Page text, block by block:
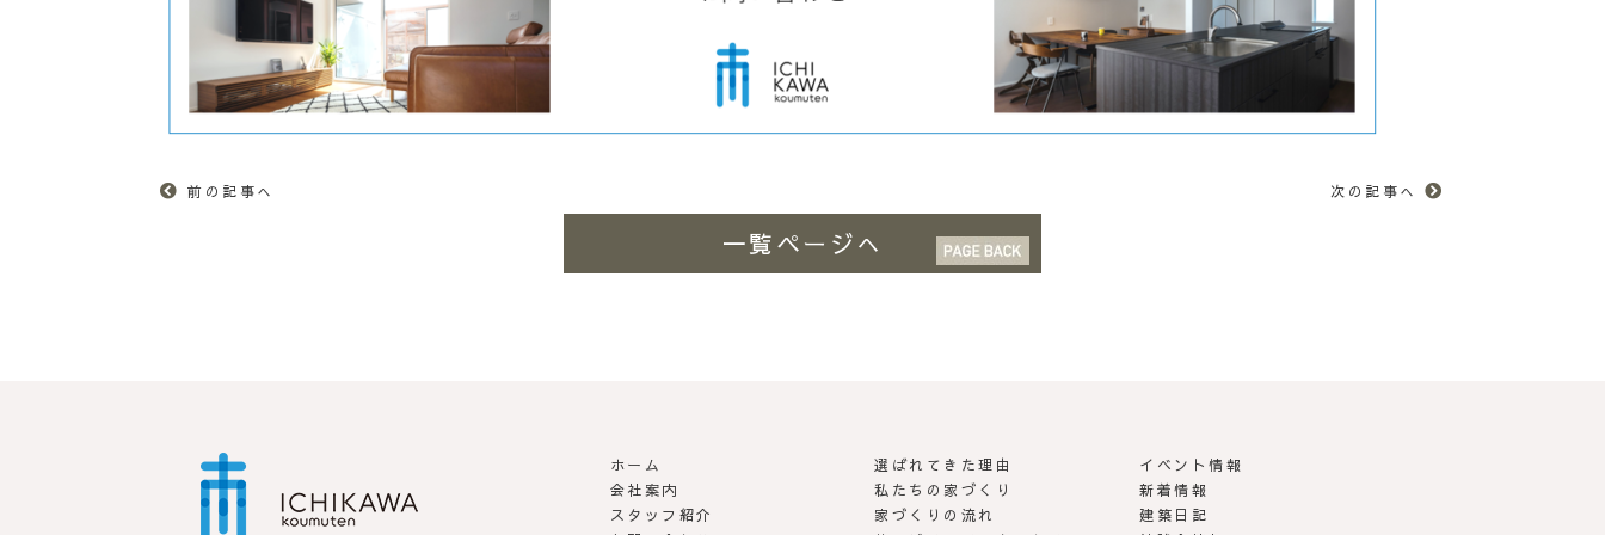
前の記事へ 次の記事へ
一覧ページへ
市川工務店 | らしさがある家づくり
ホーム
会社案内
スタッフ紹介
選ばれてきた理由
私たちの家づくり
家づくりの流れ
イベント情報
新着情報
建築日記